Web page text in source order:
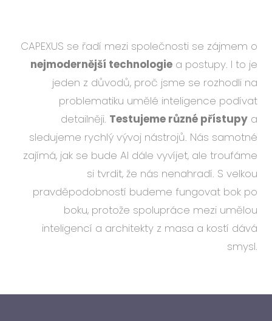
CAPEXUS se řadí mezi společnosti se zájmem o
nejmodernější technologie a postupy. I to je
jeden z důvodů, proč jsme se rozhodli na
problematiku umělé inteligence podívat
detailněji. Testujeme různé přístupy a
sledujeme rychlý vývoj nástrojů. Nás samotné
zajímá, jak se bude AI dále vyvíjet, ale troufáme
si tvrdit, že nás nenahradí. S velkou
pravděpodobností budeme fungovat bok po
boku, protože spolupráce mezi umělou
inteligencí a architekty z masa a kostí dává
smysl.